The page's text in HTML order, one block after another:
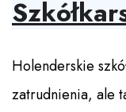
Holenderskie
zatrudnienia, ale